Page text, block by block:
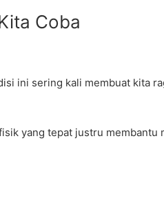
Coba
ini sering kali membuat kita
yang tepat justru membantu